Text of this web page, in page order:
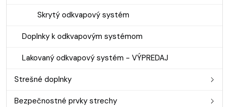
Skrytý odkvapový systém
Doplnky k odkvapovým systémom
Lakovaný odkvapový systém - VÝPREDAJ
Strešné doplnky
Bezpečnostné prvky strechy